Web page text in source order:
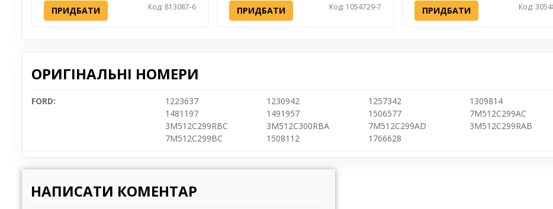
ПРИДБАТИ Код: 813087-6 ПРИДБАТИ Код: 1054729-7 ПРИДБАТИ Код:
ОРИГІНАЛЬНІ НОМЕРИ
FORD: 1223637 1230942 1257342 1309814
1481197
1491957 1506577 7M512C299AC
3M512C299RBC
3M512C300RBA 7M512C299AD 3M512C299RAB
7M512C299BC
1508112 1766628
НАПИСАТИ КОМЕНТАР